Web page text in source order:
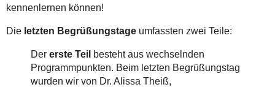
kennenlernen können!
Die letzten Begrüßungstage umfassten zwei Teile:
Der erste Teil besteht aus wechselnden
Programmpunkten. Beim letzten Begrüßungstag
wurden wir von Dr. Alissa Theiß,